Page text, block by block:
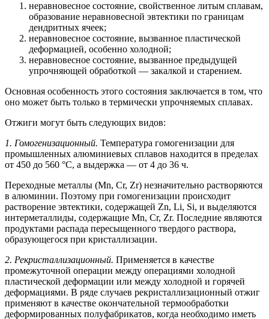
неравновесное состояние, свойственное литым сплавам,
образование неравновесной эвтектики по границам
дендритных ячеек;
неравновесное состояние, вызванное пластической
деформацией, особенно холодной;
неравновесное состояние, вызванное предыдущей
упрочняющей обработкой — закалкой и старением.
Основная особенность этого состояния заключается в том, что
оно может быть только в термически упрочняемых сплавах.
Отжиги могут быть следующих видов:
1. Гомогенизационный. Температура гомогенизации для
промышленных алюминиевых сплавов находится в пределах
от 450 до 560 °С, а выдержка — от 4 до 36 ч.
Переходные металлы (Mn, Cr, Zr) незначительно растворяются
в алюминии. Поэтому при гомогенизации происходит
растворение эвтектики, содержащей Zn, Li, Si, и выделяются
интерметаллиды, содержащие Mn, Cr, Zr. Последние являются
продуктами распада пересыщенного твердого раствора,
образующегося при кристаллизации.
2. Рекристаллизационный. Применяется в качестве
промежуточной операции между операциями холодной
пластической деформации или между холодной и горячей
деформациями. В ряде случаев рекристаллизационный отжиг
применяют в качестве окончательной термообработки
деформированных полуфабрикатов, когда необходимо иметь